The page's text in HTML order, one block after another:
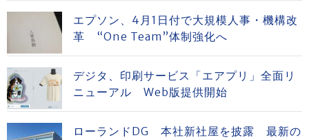
エプソン、4月1日付で大規模人事・機構改
革 “One Team”体制強化へ
デジタ、印刷サービス「エアプリ」全面リ
ニューアル Web版提供開始
ローランドDG 本社新社屋を披露 最新の